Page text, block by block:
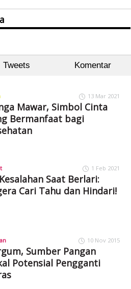
Tweets Komentar
13 Mar 2021
Mawar, Simbol Cinta
Bermanfaat bagi
1 Feb 2021
Saat Berlari:
Cari Tahu dan Hindari!
10 Nov 2015
Sumber Pangan
Potensial Pengganti